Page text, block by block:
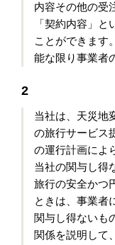
内容その他の受
「契約内容」
ことができます
能な限り事業者
2
当社は、天災地
の旅行サービス
の運行計画によ
当社の関与し得
旅行の安全かつ
ときは、事業者
関与し得ないも
関係を説明して